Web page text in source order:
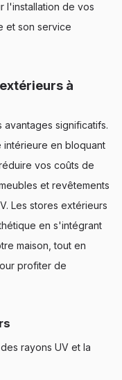
l'installation de vos
et son service
à
avantages significatifs.
intérieure en bloquant
vos coûts de
et revêtements
Les stores extérieurs
en s'intégrant
maison, tout en
profiter de
rayons UV et la